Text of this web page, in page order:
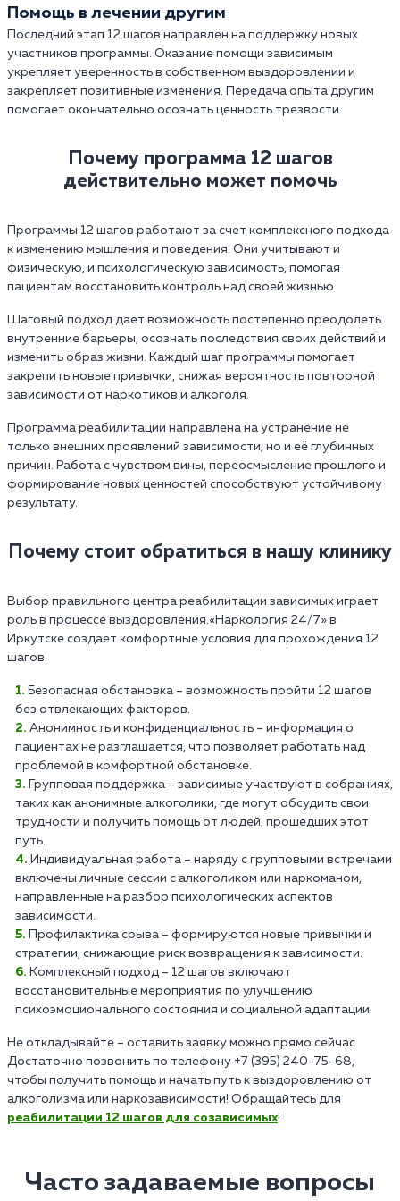
Помощь в лечении другим
Последний этап 12 шагов направлен на поддержку новых
участников программы. Оказание помощи зависимым
укрепляет уверенность в собственном выздоровлении и
закрепляет позитивные изменения. Передача опыта другим
помогает окончательно осознать ценность трезвости.
Почему программа 12 шагов
действительно может помочь
Программы 12 шагов работают за счет комплексного подхода
к изменению мышления и поведения. Они учитывают и
физическую, и психологическую зависимость, помогая
пациентам восстановить контроль над своей жизнью.
Шаговый подход даёт возможность постепенно преодолеть
внутренние барьеры, осознать последствия своих действий и
изменить образ жизни. Каждый шаг программы помогает
закрепить новые привычки, снижая вероятность повторной
зависимости от наркотиков и алкоголя.
Программа реабилитации направлена на устранение не
только внешних проявлений зависимости, но и её глубинных
причин. Работа с чувством вины, переосмысление прошлого и
формирование новых ценностей способствуют устойчивому
результату.
Почему стоит обратиться в нашу клинику
Выбор правильного центра реабилитации зависимых играет
роль в процессе выздоровления.«Наркология 24/7» в
Иркутске создает комфортные условия для прохождения 12
шагов.
Безопасная обстановка – возможность пройти 12 шагов
без отвлекающих факторов.
Анонимность и конфиденциальность – информация о
пациентах не разглашается, что позволяет работать над
проблемой в комфортной обстановке.
Групповая поддержка – зависимые участвуют в собраниях,
таких как анонимные алкоголики, где могут обсудить свои
трудности и получить помощь от людей, прошедших этот
путь.
Индивидуальная работа – наряду с групповыми встречами
включены личные сессии с алкоголиком или наркоманом,
направленные на разбор психологических аспектов
зависимости.
Профилактика срыва – формируются новые привычки и
стратегии, снижающие риск возвращения к зависимости.
Комплексный подход – 12 шагов включают
восстановительные мероприятия по улучшению
психоэмоционального состояния и социальной адаптации.
Не откладывайте – оставить заявку можно прямо сейчас.
Достаточно позвонить по телефону +7 (395) 240-75-68,
чтобы получить помощь и начать путь к выздоровлению от
алкоголизма или наркозависимости! Обращайтесь для
реабилитации 12 шагов для созависимых!
Часто задаваемые вопросы